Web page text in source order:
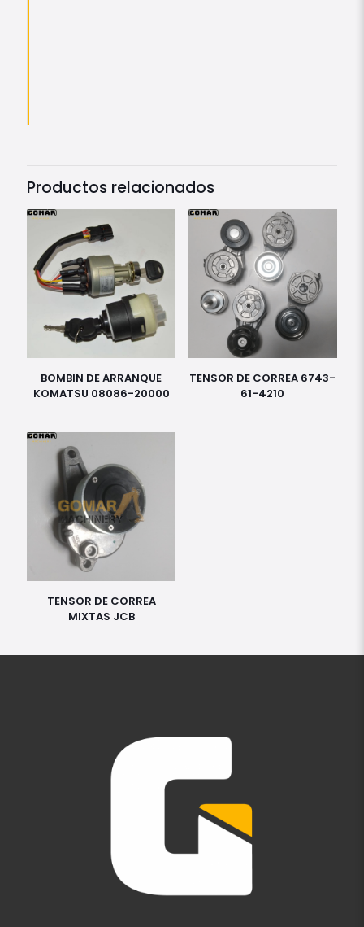
Productos relacionados
BOMBIN DE ARRANQUE
KOMATSU 08086-20000
TENSOR DE CORREA 6743-
61-4210
TENSOR DE CORREA
MIXTAS JCB